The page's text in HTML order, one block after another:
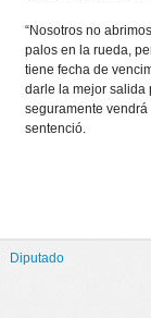
“Nosotros no
palos en la rueda,
tiene fecha de
darle la mejor salida
seguramente
sentenció.
Diputado